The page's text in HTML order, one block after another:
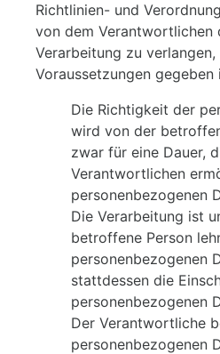
Richtlinien- und
von dem Verantwortlichen
Verarbeitung zu
Voraussetzungen gegeben
Die Richtigkeit der
wird von der
zwar für eine Dauer,
Verantwortlichen
personenbezogenen
Die Verarbeitung ist
betroffene Person
personenbezogenen
stattdessen die
personenbezogenen
Der Verantwortliche
personenbezogenen